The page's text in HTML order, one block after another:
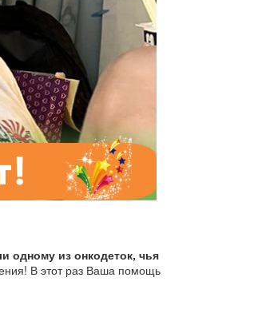
одному из онкодеток, чья
В этот раз Ваша помощь